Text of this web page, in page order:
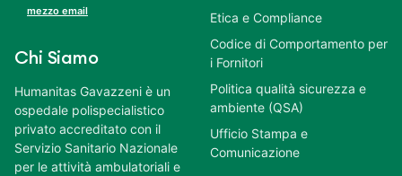
mezzo email
Chi Siamo
Humanitas Gavazzeni è un
ospedale polispecialistico
privato accreditato con il
Servizio Sanitario Nazionale
per le attività ambulatoriali e
Etica e Compliance
Codice di Comportamento per
i Fornitori
Politica qualità sicurezza e
ambiente (QSA)
Ufficio Stampa e
Comunicazione